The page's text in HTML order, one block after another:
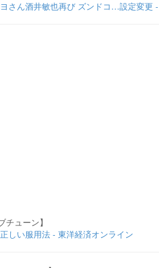
さん酒井敏也再び ズンドコ…設定変更
ューン】
しい服用法 - 東洋経済オンライン